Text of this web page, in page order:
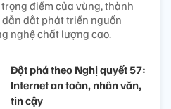
điểm của vùng, thành
dắt phát triển nguồn
nghệ chất lượng cao.
Đột phá theo Nghị quyết 57:
Internet an toàn, nhân văn,
tin cậy